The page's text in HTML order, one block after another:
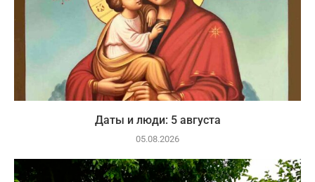
Даты и люди: 5 августа
05.08.2026